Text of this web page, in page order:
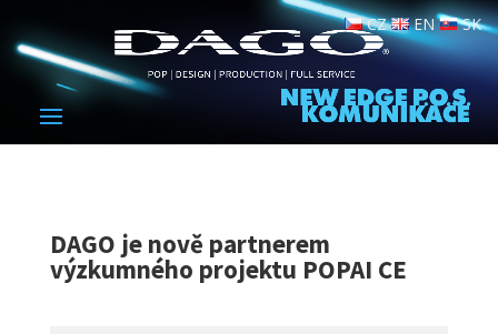
CZ EN SK
DAGO je nově partnerem
výzkumného projektu POPAI CE